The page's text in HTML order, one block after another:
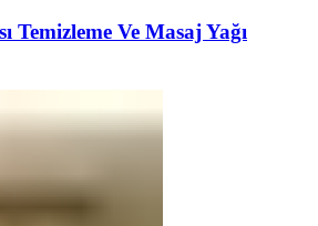
Temizleme Ve Masaj Yağı